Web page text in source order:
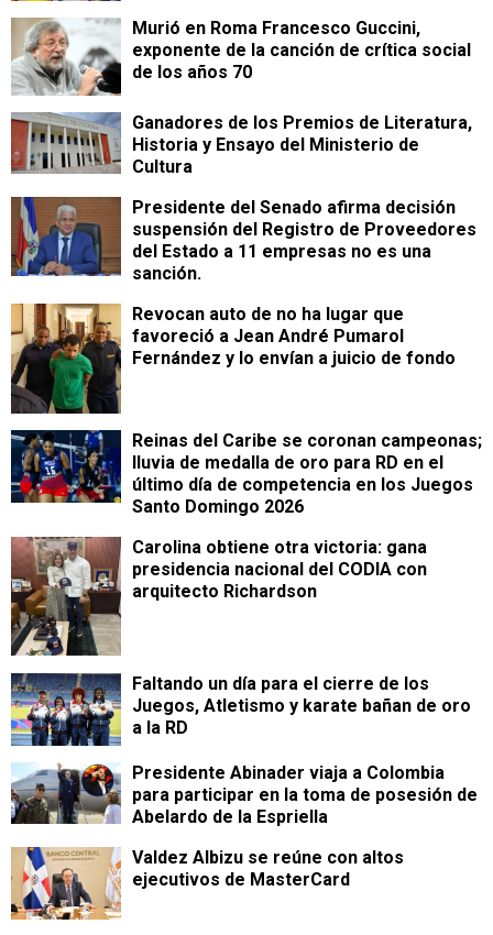
Murió en Roma Francesco Guccini,
exponente de la canción de crítica social
de los años 70
Ganadores de los Premios de Literatura,
Historia y Ensayo del Ministerio de
Cultura
Presidente del Senado afirma decisión
suspensión del Registro de Proveedores
del Estado a 11 empresas no es una
sanción.
Revocan auto de no ha lugar que
favoreció a Jean André Pumarol
Fernández y lo envían a juicio de fondo
Reinas del Caribe se coronan campeonas;
lluvia de medalla de oro para RD en el
último día de competencia en los Juegos
Santo Domingo 2026
Carolina obtiene otra victoria: gana
presidencia nacional del CODIA con
arquitecto Richardson
Faltando un día para el cierre de los
Juegos, Atletismo y karate bañan de oro
a la RD
Presidente Abinader viaja a Colombia
para participar en la toma de posesión de
Abelardo de la Espriella
Valdez Albizu se reúne con altos
ejecutivos de MasterCard